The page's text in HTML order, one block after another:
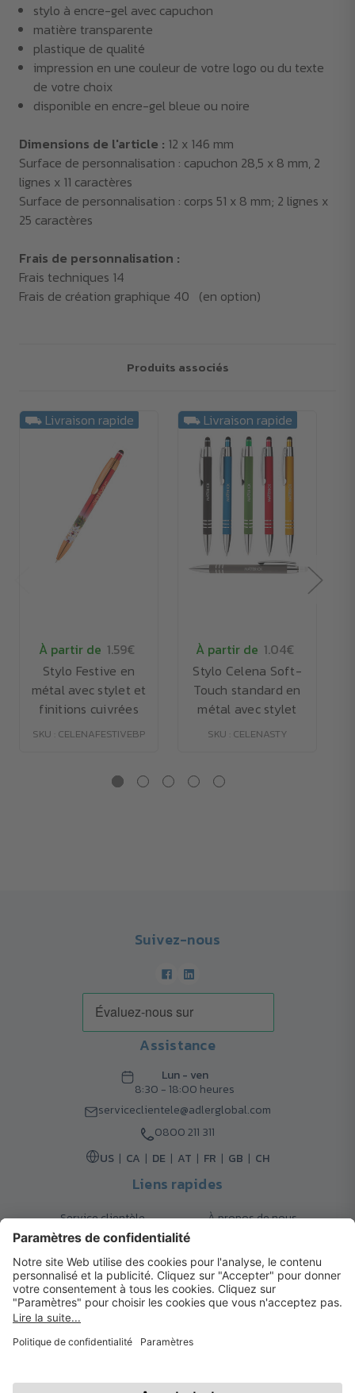
stylo à encre-gel avec capuchon
matière transparente
plastique de qualité
impression en une couleur de votre logo ou du texte
de votre choix
disponible en encre-gel bleue ou noire
Dimensions de l'article : 12 x 146 mm
Surface de personnalisation : capuchon 28,5 x 8 mm, 2
lignes x 11 caractères
Surface de personnalisation : corps 51 x 8 mm; 2 lignes x
25 caractères
Frais de personnalisation :
Frais techniques 14
Frais de création graphique 40 (en option)
Produits associés
⛟ Livraison rapide
À partir de 1.59€
Stylo Festive en
métal avec stylet et
finitions cuivrées
SKU : CELENAFESTIVEBP
⛟ Livraison rapide
À partir de 1.04€
Stylo Celena Soft-
Touch standard en
métal avec stylet
SKU : CELENASTY
Suivez-nous
Assistance
Lun - ven
8:30 - 18:00 heures
serviceclientele@adlerglobal.com
0800 211 311
US
CA DE AT FR GB CH
Liens rapides
Service clientèle
À propos de nous
Retours
Contact
FAQ
Garanties
Mode de paiement
Magazine
Mentions légales
© 2026 Cadeaux d’Affaires ADLER